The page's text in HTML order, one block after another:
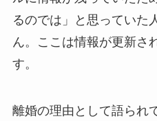
るのでは」と思っていた
ん。ここは情報が更新さ
す。
離婚の理由として語られ